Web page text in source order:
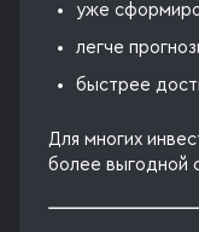
уже
легче
быстрее
Для многих
более выгодной